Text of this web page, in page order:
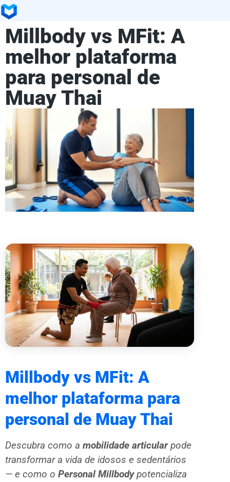
Millbody vs MFit: A
melhor plataforma
para personal de
Muay Thai
Millbody vs MFit: A
melhor plataforma para
personal de Muay Thai
Descubra como a mobilidade articularpode
transformar a vida de idosos e sedentários
— e como o Personal Millbodypotencializa